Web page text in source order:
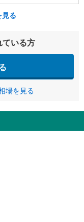
る
ている方
場を見る